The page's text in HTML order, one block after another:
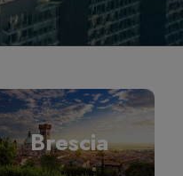
Brescia